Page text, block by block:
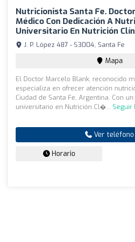
Nutricionista Santa Fe.
Médico Con Dedicación A
Universitario En Nutrición
J. P. López 487 - S3004, Santa Fe
Mapa
El Doctor Marcelo Blank, reconocido
especializa en ofrecer atención
Ciudad de Santa Fe, Argentina. Con
universitario en Nutrición Cl�... Seguir
Ver teléfono
Horario